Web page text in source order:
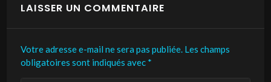
LAISSER UN COMMENTAIRE
Votre adresse e-mail ne sera pas publiée. Les champs
obligatoires sont indiqués avec *